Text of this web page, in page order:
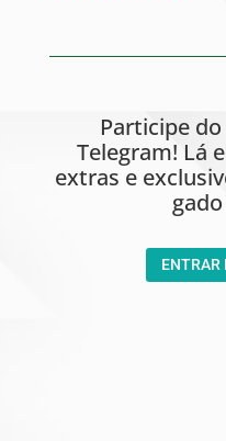
Participe
Telegram! Lá
extras e
ENTRAR